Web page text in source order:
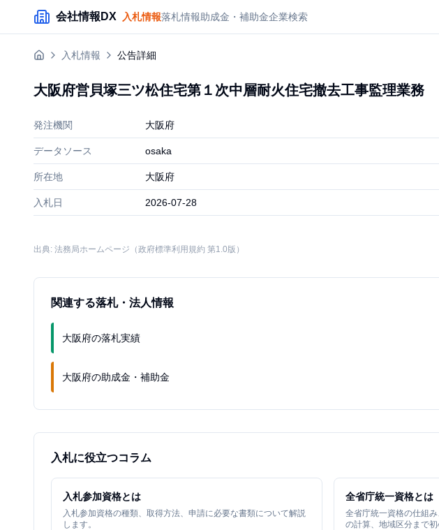
メインコンテンツにスキップ
会社情報DX 入札情報落札情報助成金・補助金企業検索
入札情報 公告詳細
大阪府営貝塚三ツ松住宅第１次中層耐火住宅撤去工事監理業務
発注機関 大阪府
データソース osaka
所在地 大阪府
入札日 2026-07-28
出典: 法務局ホームページ（政府標準利用規約 第1.0版）
関連する落札・法人情報
大阪府の落札実績
大阪府の助成金・補助金
入札に役立つコラム
入札参加資格とは
入札参加資格の種類、取得方法、申請に必要な書類について解説
します。
全省庁統一資格とは
全省庁統一資格の仕組
の計算、地域区分まで初